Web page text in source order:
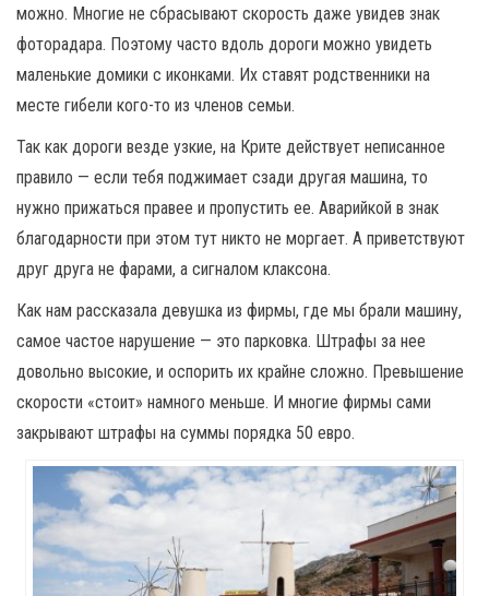
можно. Многие не сбрасывают скорость даже увидев знак
фоторадара. Поэтому часто вдоль дороги можно увидеть
маленькие домики с иконками. Их ставят родственники на
месте гибели кого-то из членов семьи.
Так как дороги везде узкие, на Крите действует неписанное
правило — если тебя поджимает сзади другая машина, то
нужно прижаться правее и пропустить ее. Аварийкой в знак
благодарности при этом тут никто не моргает. А приветствуют
друг друга не фарами, а сигналом клаксона.
Как нам рассказала девушка из фирмы, где мы брали машину,
самое частое нарушение — это парковка. Штрафы за нее
довольно высокие, и оспорить их крайне сложно. Превышение
скорости «стоит» намного меньше. И многие фирмы сами
закрывают штрафы на суммы порядка 50 евро.